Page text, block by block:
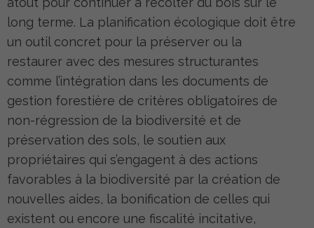
long terme. La planification écologique doit être
un outil concret pour la préserver ou la
restaurer avec des mesures structurantes
comme l’intégration dans les documents de
gestion forestière de critères obligatoires de
non-régression de la biodiversité et de
préservation des sols, le soutien aux
propriétaires qui s’engagent à des actions
favorables à la biodiversité par la création de
nouvelles aides, la bonification de celles qui
existent ou encore une fiscalité incitative,